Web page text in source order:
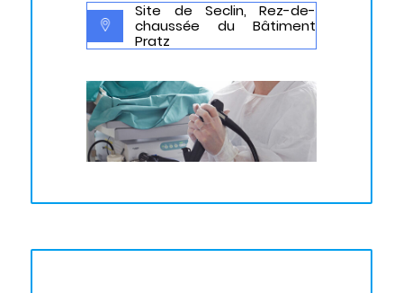
Site de Seclin, Rez-de-
chaussée du Bâtiment
Pratz